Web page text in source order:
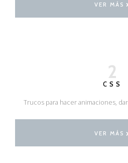
VER MÁS
2
CSS
Trucos para hacer animaciones,
VER MÁS